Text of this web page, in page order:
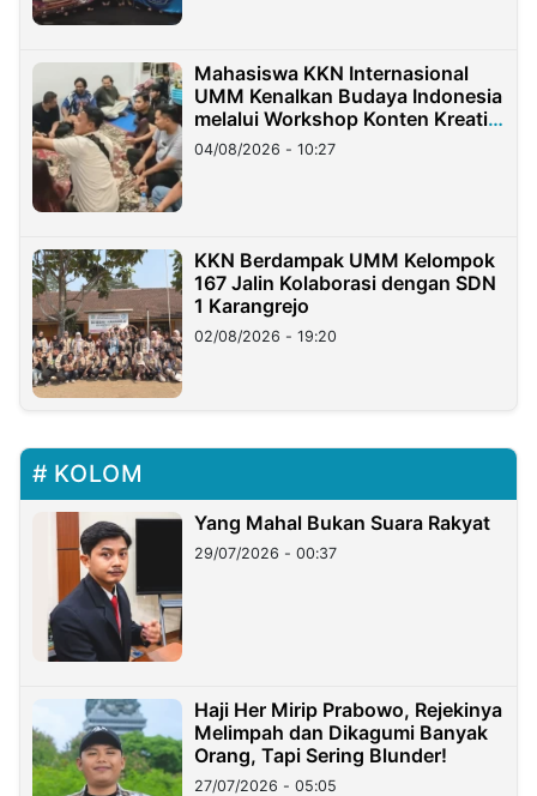
Mahasiswa KKN Internasional
UMM Kenalkan Budaya Indonesia
melalui Workshop Konten Kreatif
di Taiwan
04/08/2026 - 10:27
KKN Berdampak UMM Kelompok
167 Jalin Kolaborasi dengan SDN
1 Karangrejo
02/08/2026 - 19:20
KOLOM
Yang Mahal Bukan Suara Rakyat
29/07/2026 - 00:37
Haji Her Mirip Prabowo, Rejekinya
Melimpah dan Dikagumi Banyak
Orang, Tapi Sering Blunder!
27/07/2026 - 05:05